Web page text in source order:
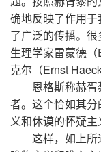
确地反映了作用
了广泛的传播。
生理学家雷蒙德
克尔（Ernst
恩格斯称赫
者。这个恰如其
义和休谟的怀疑
这样，如上